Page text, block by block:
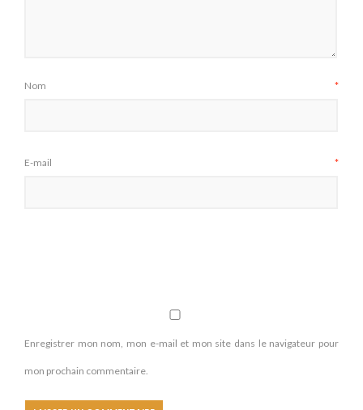
Nom *
E-mail *
Enregistrer mon nom, mon e-mail et mon site dans le navigateur pour
mon prochain commentaire.